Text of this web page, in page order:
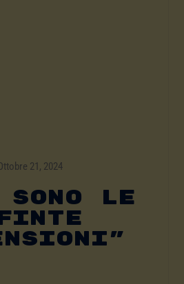
21, 2024
SONO LE